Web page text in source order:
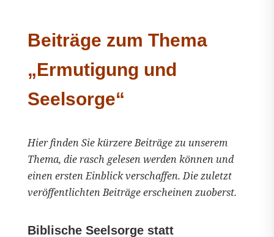
Beiträge zum Thema
„Ermutigung und
Seelsorge“
Hier finden Sie kürzere Beiträge zu unserem
Thema, die rasch gelesen werden können und
einen ersten Einblick verschaffen. Die zuletzt
veröffentlichten Beiträge erscheinen zuoberst.
Biblische Seelsorge statt